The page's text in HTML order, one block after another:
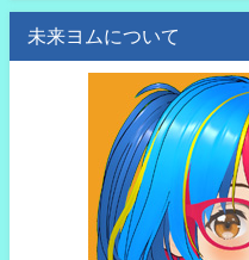
未来ヨムについて